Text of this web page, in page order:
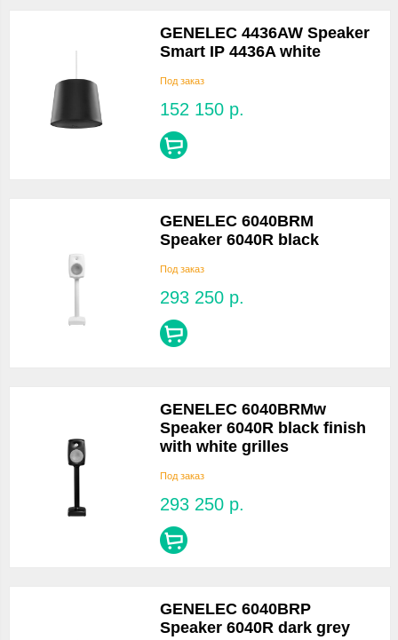
GENELEC 4436AW Speaker
Smart IP 4436A white
Под заказ
152 150 р.
GENELEC 6040BRM
Speaker 6040R black
Под заказ
293 250 р.
GENELEC 6040BRMw
Speaker 6040R black finish
with white grilles
Под заказ
293 250 р.
GENELEC 6040BRP
Speaker 6040R dark grey